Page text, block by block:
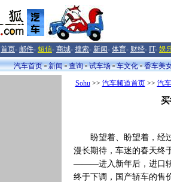
首页- 邮件- 短信- 商城- 搜索- 新闻- 体育- 财经- IT- 娱
汽车首页
新闻 查询 试车场 车文化 香车美
Sohu>> 汽车频道首页>> 汽
盼望着、盼望着，经
漫长期待，车迷的春天终
———进入新年后，进口
终于下调，国产轿车的售